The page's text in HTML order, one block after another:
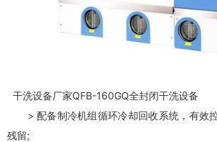
干洗设备厂家QFB-160GQ全封闭干洗设备
> 配备制冷机组循环冷却回收系统，有效
残留;